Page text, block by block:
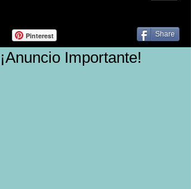
Pinterest Share
¡Anuncio Importante!